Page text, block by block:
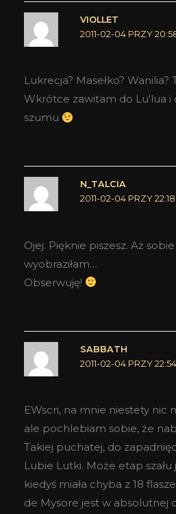
VIOLLET
2011-02-04 PRZY
Lukrecja? Masełko? Wanilia?
Wkrótce zawitam do Lu'lua i
szumu
N_TALCIA
2011-02-04 PRZY 22:18
Ojej. Pięknie piszesz. Aż
wyobraziłam…
Obserwuję!
SABBATH
2011-02-04 PRZY 22:54
EWscri, na mnie niestety nic
ale pochlebiam sobie, że
Takiej puchatej, do
Lubie Lutki. Może etap szału
kiedyś miała chyba z 18
de Mysore jest w absolutnej